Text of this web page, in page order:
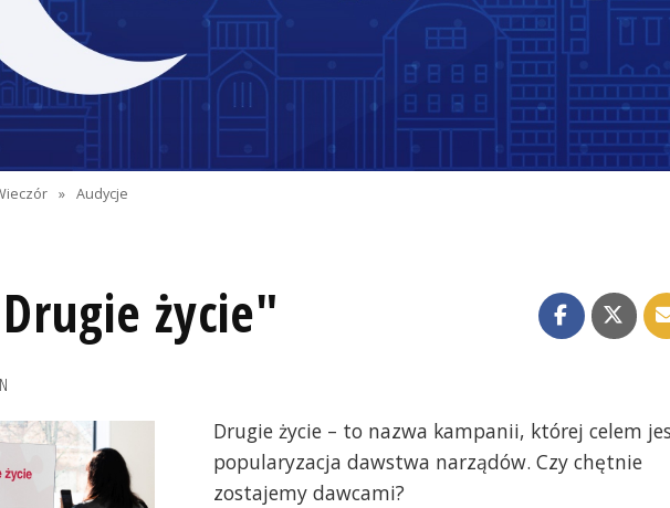
» Audycje
życie"
Drugie życie – to nazwa kampanii, której celem
popularyzacja dawstwa narządów. Czy chętnie
zostajemy dawcami?